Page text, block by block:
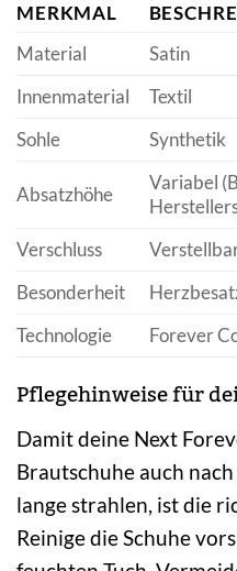
MERKMAL
Material
Satin
Innenmaterial
Textil
Sohle
Synthetik
Absatzhöhe
Variabel
Verschluss
Besonderheit
Technologie
Forever
Pflegehinweise für
Damit deine Next
Brautschuhe auch
lange strahlen, ist die
Reinige die Schuhe